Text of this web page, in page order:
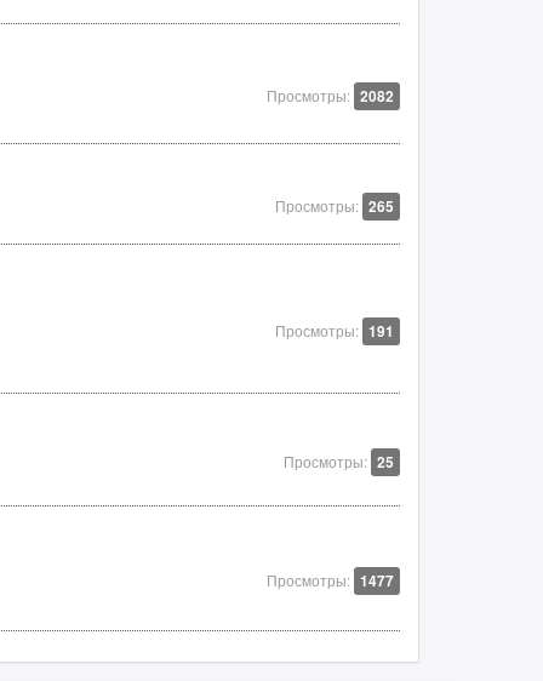
Просмотры: 2082
Просмотры: 265
Просмотры: 191
Просмотры: 25
Просмотры: 1477